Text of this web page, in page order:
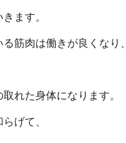
ます。
筋肉は働きが良くなり、
れた身体になります。
げて、